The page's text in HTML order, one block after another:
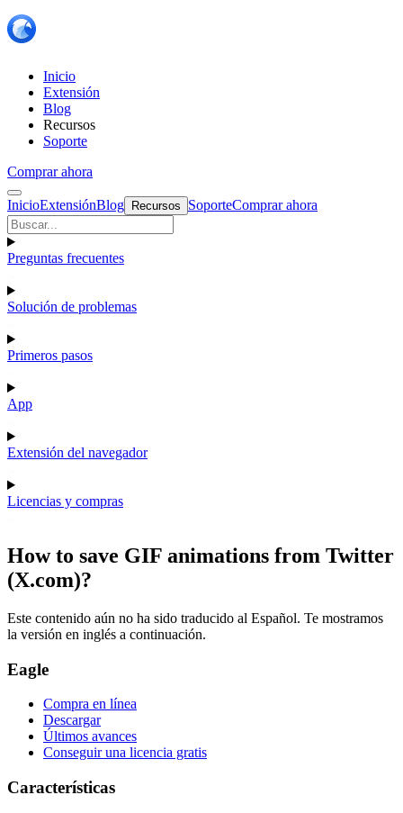
Inicio
Extensión
Blog
Recursos
Soporte
Comprar ahora
InicioExtensiónBlog Recursos SoporteComprar ahora
Preguntas frecuentes
Solución de problemas
Primeros pasos
App
Extensión del navegador
Licencias y compras
How to save GIF animations from Twitter
(X.com)?
Este contenido aún no ha sido traducido al Español. Te mostramos
la versión en inglés a continuación.
Eagle
Compra en línea
Descargar
Últimos avances
Conseguir una licencia gratis
Características